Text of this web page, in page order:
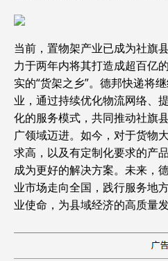
当前，置物架产业已成为社旗
力于两年内将其打造成超百亿
实的“货架之乡”。德邦快递将
业，通过持续优化物流网络、
化的服务模式，共同推动社旗
广领域迈进。如今，对于货物
求高，以及有定制化要求的产
成为更好的解决方案。未来，
业市场走向全国，践行服务地
业使命，为县域经济的高质量